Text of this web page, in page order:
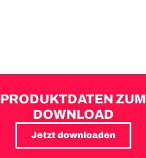
PRODUKTDATEN ZUM
DOWNLOAD
Jetzt downloaden